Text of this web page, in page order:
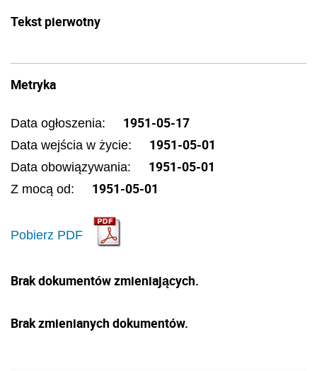
Tekst pierwotny
Metryka
Data ogłoszenia: 1951-05-17
Data wejścia w życie: 1951-05-01
Data obowiązywania: 1951-05-01
Z mocą od: 1951-05-01
Pobierz PDF
Brak dokumentów zmieniających.
Brak zmienianych dokumentów.